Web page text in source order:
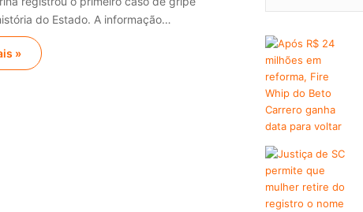
do Estado. A informação…
»